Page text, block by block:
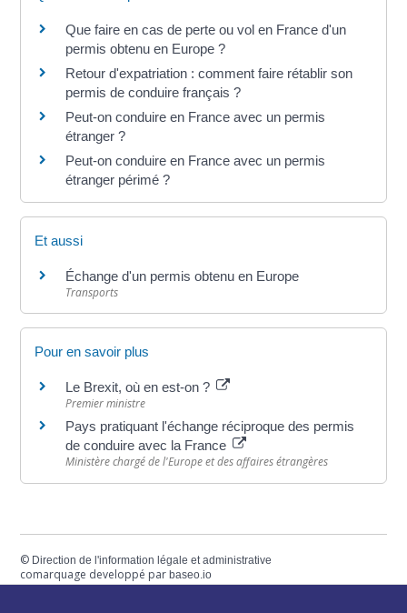
Que faire en cas de perte ou vol en France d'un
permis obtenu en Europe ?
Retour d'expatriation : comment faire rétablir son
permis de conduire français ?
Peut-on conduire en France avec un permis
étranger ?
Peut-on conduire en France avec un permis
étranger périmé ?
Et aussi
Échange d'un permis obtenu en Europe
Transports
Pour en savoir plus
Le Brexit, où en est-on ?
Premier ministre
Pays pratiquant l'échange réciproque des permis
de conduire avec la France
Ministère chargé de l'Europe et des affaires étrangères
© Direction de l'information légale et administrative
comarquage developpé parbaseo.io